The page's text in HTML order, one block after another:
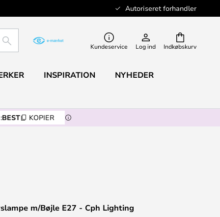
Autoriseret forhandler
Indkøbskurv
SØG Kundeservice Log ind
INSPIRATION NYHEDER
BEST KOPIER
m/Bøjle E27 - Cph Lighting